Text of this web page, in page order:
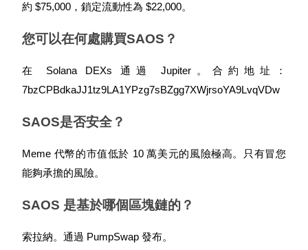
貴金屬財富季 · 交易巔峰賽
USDT 新手理財 10% APR
USDT活期理財、無鎖定期
約 $75,000，鎖定流動性為 $22,000。
您可以在何處購買SAOS？
在 Solana DEXs 通過 Jupiter。合約地址：
7bzCPBdkaJJ1tz9LA1YPzg7sBZgg7XWjrsoYA9LvqVDw
SAOS是否安全？
Meme 代幣的市值低於 10 萬美元的風險極高。只有冒您
能夠承擔的風險。
SAOS 是基於哪個區塊鏈的？
索拉納。通過 PumpSwap 發布。